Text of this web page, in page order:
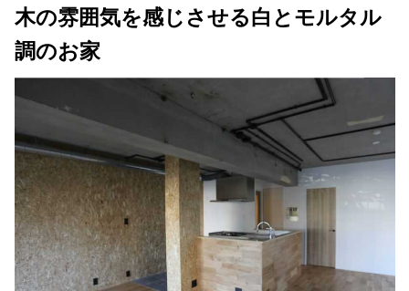
木の雰囲気を感じさせる白とモルタル
調のお家